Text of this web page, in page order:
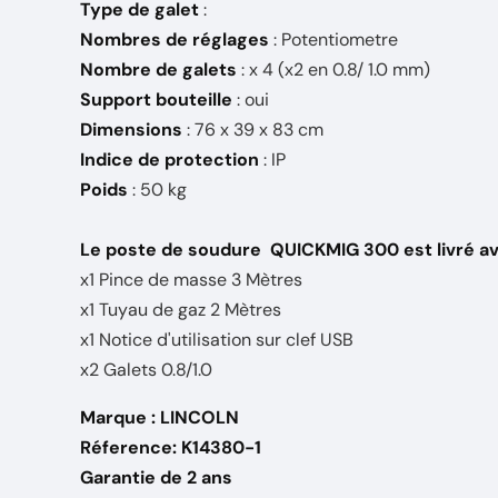
Type de galet:
Nombres de réglages : Potentiometre
Nombre de galets : x 4 (x2 en 0.8/ 1.0 mm)
Support bouteille : oui
Dimensions : 76 x 39 x 83 cm
Indice de protection : IP
Poids : 50 kg
Le poste de soudure QUICKMIG 300 est livré
x1 Pince de masse 3 Mètres
x1 Tuyau de gaz 2 Mètres
x1 Notice d'utilisation sur clef USB
x2 Galets 0.8/1.0
Marque : LINCOLN
Réference: K14380-1
Garantie de 2 ans